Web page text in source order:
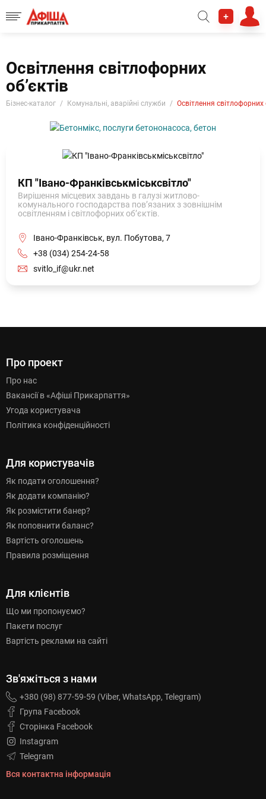
+
Освітлення світлофорних
об’єктів
Бізнес-каталог Комунальні, аварійні служби Освітлення світлофорних
КП "Івано-Франківськміськсвітло"
Вирішення місцевих завдань в галузі житлово-
комунального господарства пов’язаних з зовнішнім
освітленням і світлофорних об’єктів.
Івано-Франківськ, вул. Побутова, 7
+38 (034) 254-24-58
svitlo_if@ukr.net
Про проект
Про нас
Вакансії в «Афіші Прикарпаття»
Угода користувача
Політика конфіденційності
Для користувачів
Як подати оголошення?
Як додати компанію?
Як розмістити банер?
Як поповнити баланс?
Вартість оголошень
Правила розміщення
Для клієнтів
Що ми пропонуємо?
Пакети послуг
Вартість реклами на сайті
Зв'яжіться з нами
+380 (98) 877-59-59 (Viber, WhatsApp, Telegram)
Група Facebook
Сторінка Facebook
Instagram
Telegram
Вся контактна інформація